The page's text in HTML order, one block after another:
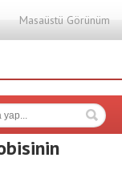
Masaüstü Görünüm